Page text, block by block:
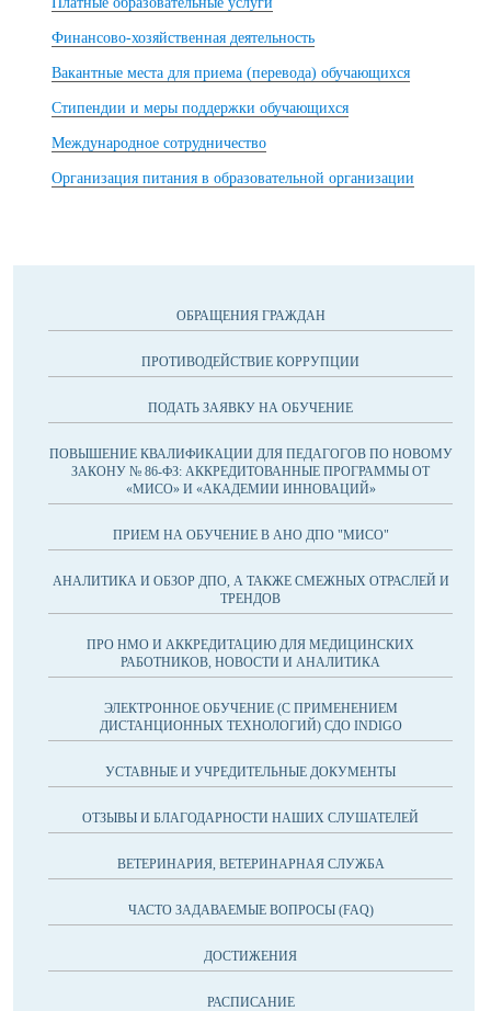
Финансово-хозяйственная деятельность
Вакантные места для приема (перевода) обучающихся
Стипендии и меры поддержки обучающихся
Международное сотрудничество
Организация питания в образовательной организации
ОБРАЩЕНИЯ ГРАЖДАН
ПРОТИВОДЕЙСТВИЕ КОРРУПЦИИ
ПОДАТЬ ЗАЯВКУ НА ОБУЧЕНИЕ
ПОВЫШЕНИЕ КВАЛИФИКАЦИИ ДЛЯ ПЕДАГОГОВ ПО НОВОМУ
ЗАКОНУ № 86-ФЗ: АККРЕДИТОВАННЫЕ ПРОГРАММЫ ОТ
«МИСО» И «АКАДЕМИИ ИННОВАЦИЙ»
ПРИЕМ НА ОБУЧЕНИЕ В АНО ДПО "МИСО"
АНАЛИТИКА И ОБЗОР ДПО, А ТАКЖЕ СМЕЖНЫХ ОТРАСЛЕЙ И
ТРЕНДОВ
ПРО НМО И АККРЕДИТАЦИЮ ДЛЯ МЕДИЦИНСКИХ
РАБОТНИКОВ, НОВОСТИ И АНАЛИТИКА
ЭЛЕКТРОННОЕ ОБУЧЕНИЕ (С ПРИМЕНЕНИЕМ
ДИСТАНЦИОННЫХ ТЕХНОЛОГИЙ) СДО INDIGO
УСТАВНЫЕ И УЧРЕДИТЕЛЬНЫЕ ДОКУМЕНТЫ
ОТЗЫВЫ И БЛАГОДАРНОСТИ НАШИХ СЛУШАТЕЛЕЙ
ВЕТЕРИНАРИЯ, ВЕТЕРИНАРНАЯ СЛУЖБА
ЧАСТО ЗАДАВАЕМЫЕ ВОПРОСЫ (FAQ)
ДОСТИЖЕНИЯ
РАСПИСАНИЕ